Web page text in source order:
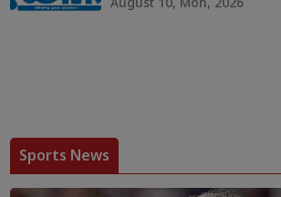
Sports News